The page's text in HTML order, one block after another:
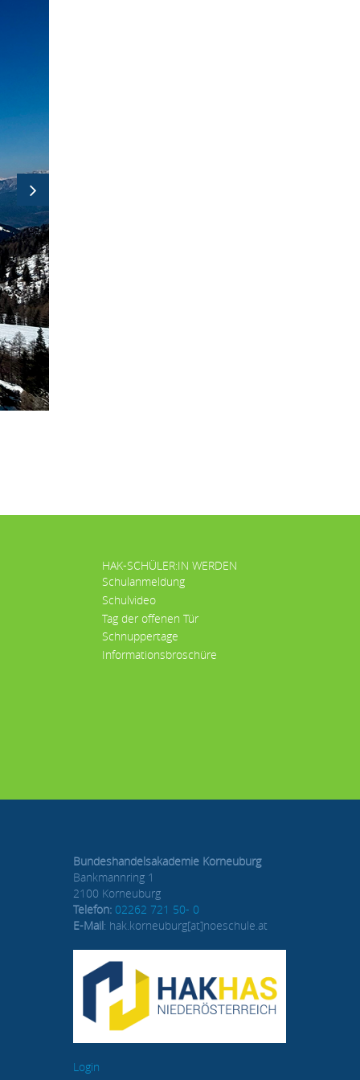
HAK-SCHÜLER:IN WERDEN
Schulanmeldung
Schulvideo
Tag der offenen Tür
Schnuppertage
Informationsbroschüre
Bundeshandelsakademie Korneuburg
Bankmannring 1
2100 Korneuburg
Telefon: 02262 721 50- 0
E-Mail: hak.korneuburg[at]noeschule.at
Login